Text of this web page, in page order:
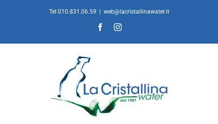
Tel 010.831.06.59 web@lacristallinawater.it
FacebookInstagram